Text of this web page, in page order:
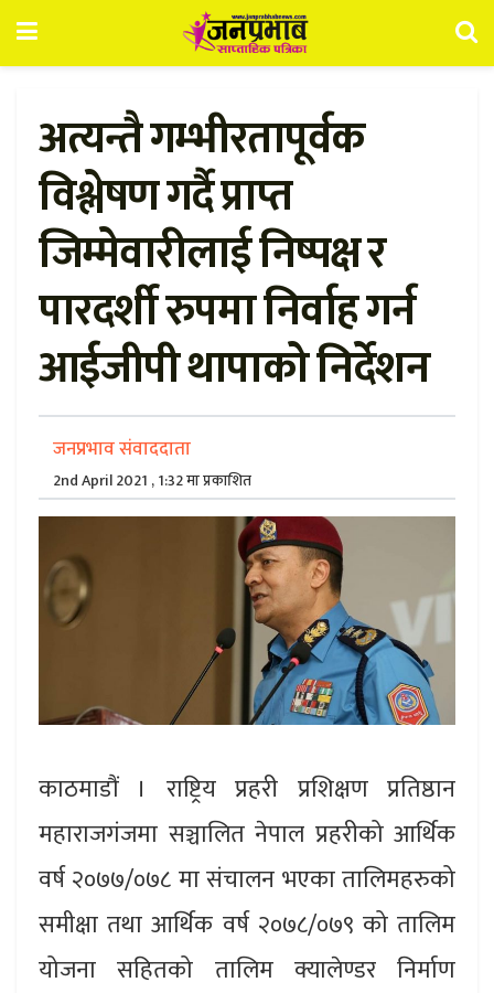
अत्यन्तै गम्भीरतापूर्वक
विश्लेषण गर्दै प्राप्त
जिम्मेवारीलाई निष्पक्ष र
पारदर्शी रुपमा निर्वाह गर्न
आईजीपी थापाको निर्देशन
जनप्रभाव संवाददाता
2nd April 2021 , 1:32 मा प्रकाशित
काठमाडौं । राष्ट्रिय प्रहरी प्रशिक्षण प्रतिष्ठान
महाराजगंजमा सञ्चालित नेपाल प्रहरीको आर्थिक
वर्ष २०७७/०७८ मा संचालन भएका तालिमहरुको
समीक्षा तथा आर्थिक वर्ष २०७८/०७९ को तालिम
योजना सहितको तालिम क्यालेण्डर निर्माण